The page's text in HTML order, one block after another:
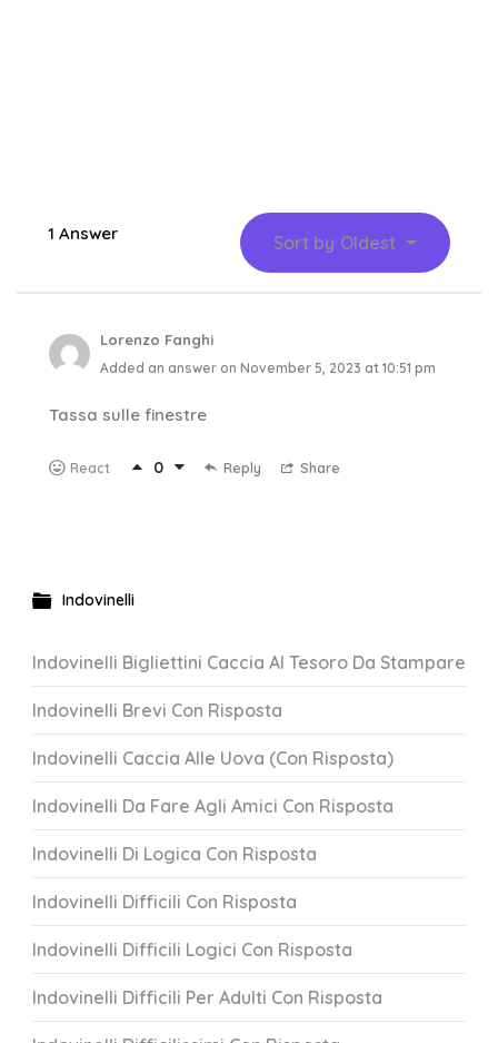
1 Answer Sort by Oldest
Lorenzo Fanghi
Added an answer on November 5, 2023 at 10:51 pm
Tassa sulle finestre
React 0 Reply Share
Indovinelli
Indovinelli Bigliettini Caccia Al Tesoro Da Stampare
Indovinelli Brevi Con Risposta
Indovinelli Caccia Alle Uova (Con Risposta)
Indovinelli Da Fare Agli Amici Con Risposta
Indovinelli Di Logica Con Risposta
Indovinelli Difficili Con Risposta
Indovinelli Difficili Logici Con Risposta
Indovinelli Difficili Per Adulti Con Risposta